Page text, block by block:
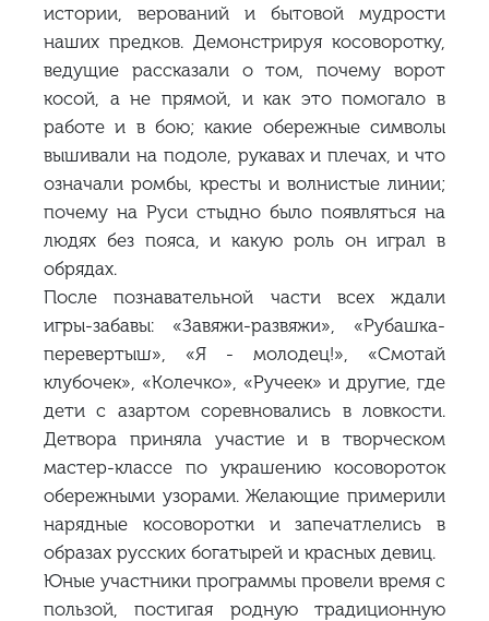
истории, верований и бытовой мудрости
наших предков. Демонстрируя косоворотку,
ведущие рассказали о том, почему ворот
косой, а не прямой, и как это помогало в
работе и в бою; какие обережные символы
вышивали на подоле, рукавах и плечах, и что
означали ромбы, кресты и волнистые линии;
почему на Руси стыдно было появляться на
людях без пояса, и какую роль он играл в
обрядах.
После познавательной части всех ждали
игры-забавы: «Завяжи-развяжи», «Рубашка-
перевертыш», «Я - молодец!», «Смотай
клубочек», «Колечко», «Ручеек» и другие, где
дети с азартом соревновались в ловкости.
Детвора приняла участие и в творческом
мастер-классе по украшению косовороток
обережными узорами. Желающие примерили
нарядные косоворотки и запечатлелись в
образах русских богатырей и красных девиц.
Юные участники программы провели время с
пользой, постигая родную традиционную